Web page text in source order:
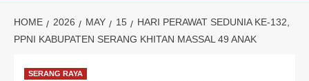
HOME 2026 MAY 15
HARI PERAWAT SEDUNIA KE-132,
PPNI KABUPATEN SERANG KHITAN MASSAL 49 ANAK
SERANG RAYA